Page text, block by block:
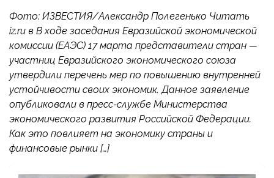
Фото: ИЗВЕСТИЯ/Александр Полегенько Читать
iz.ru в В ходе заседания Евразийской экономической
комиссии (ЕАЭС) 17 марта представители стран —
участниц Евразийского экономического союза
утвердили перечень мер по повышению внутренней
устойчивости своих экономик. Данное заявление
опубликовали в пресс-службе Министерства
экономического развития Российской Федерации.
Как это повлияет на экономику страны и
финансовые рынки […]